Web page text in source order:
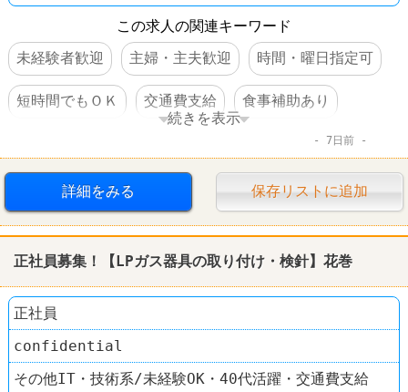
この求人の関連キーワード
未経験者歓迎
主婦・主夫歓迎 時間・曜日指定可
短時間でもＯＫ 交通費支給 食事補助あり
続きを表示
7日前
詳細をみる 保存リストに追加
正社員募集！【LPガス器具の取り付け・ 検針】花巻
正社員
confidential
その他IT・技術系/未経験OK・40代活躍・交通費支給